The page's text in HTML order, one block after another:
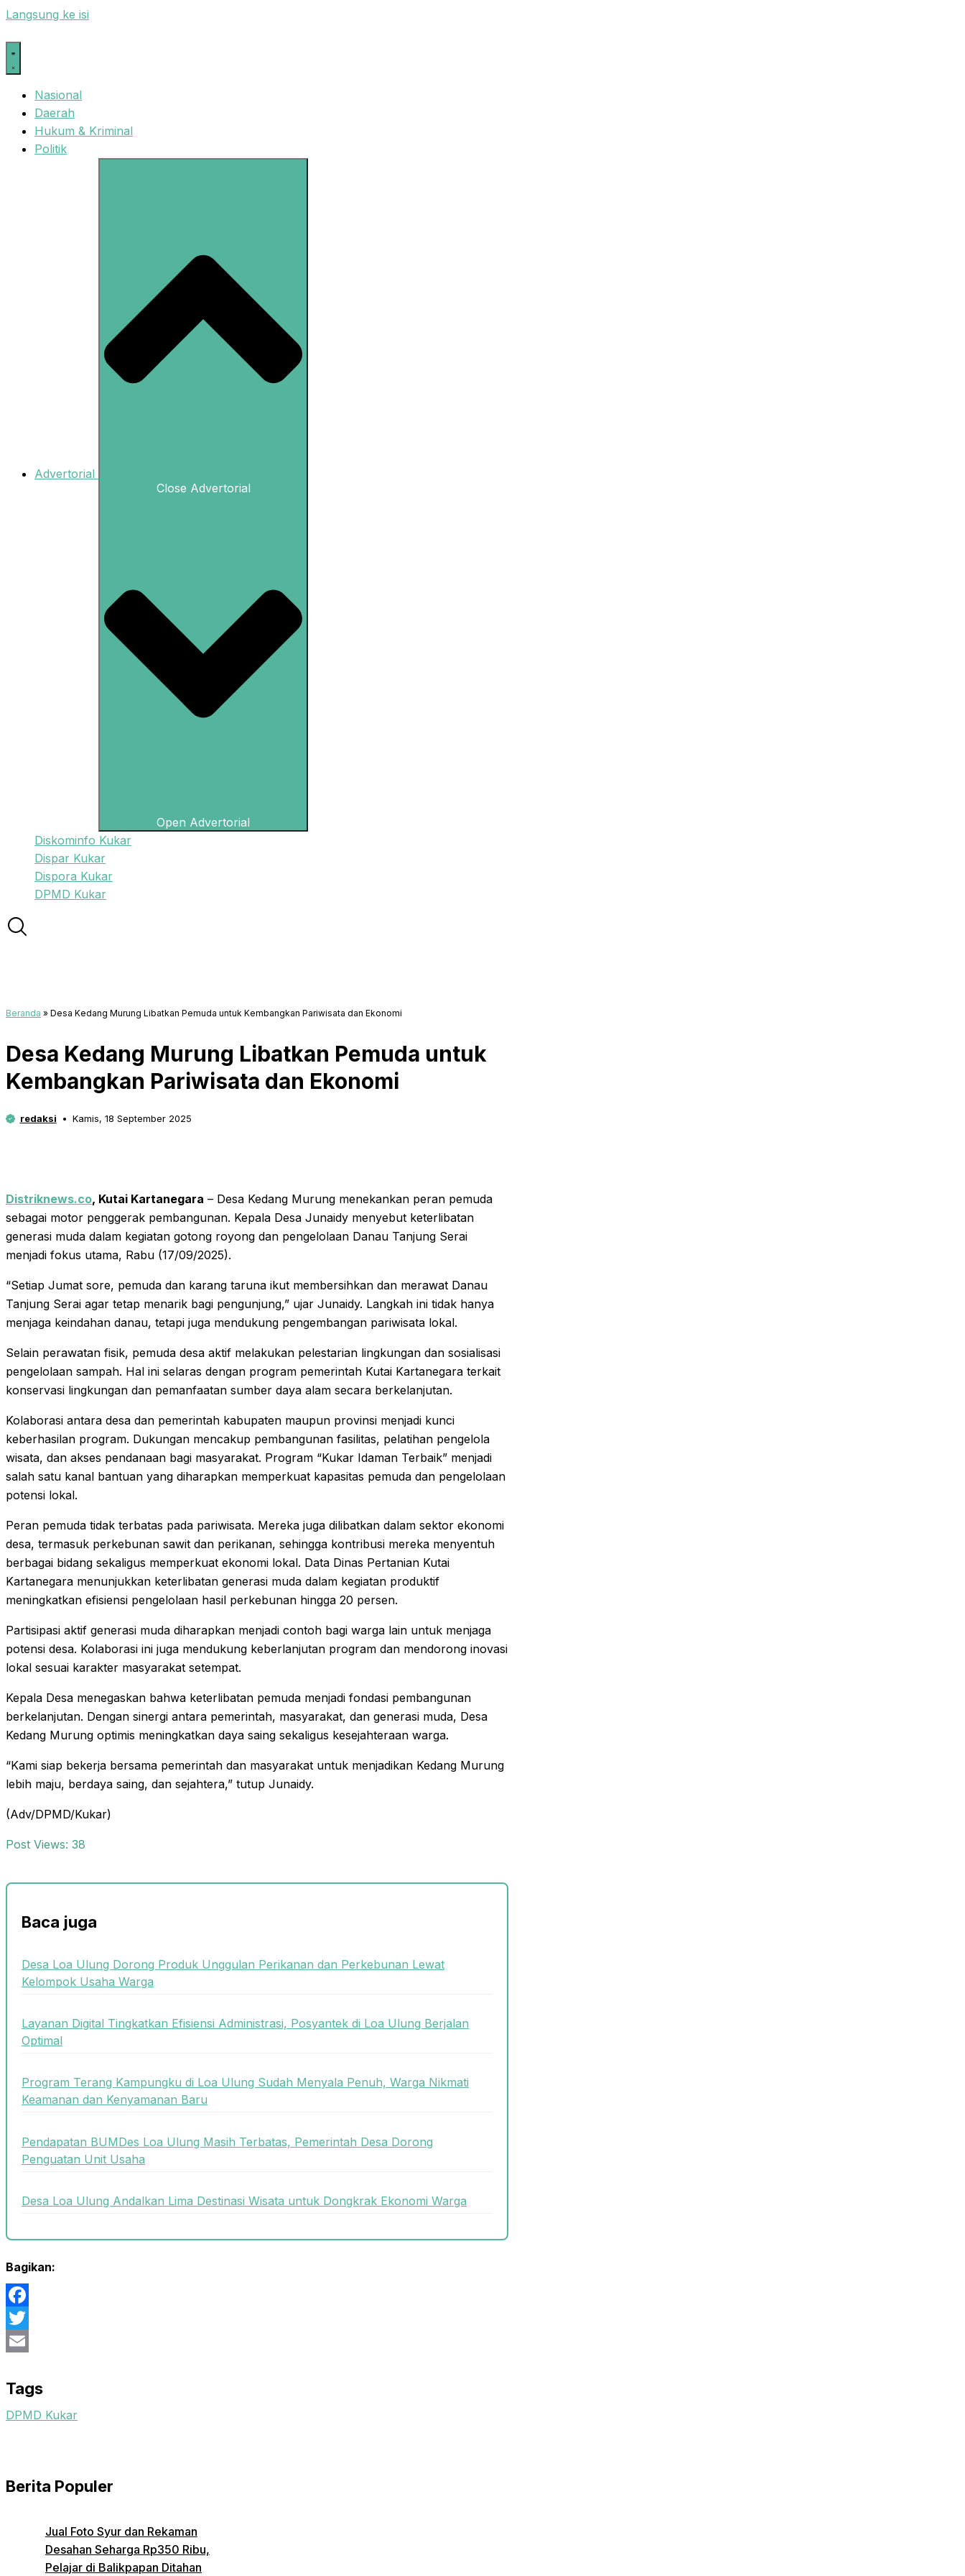
Langsung ke isi
Nasional
Daerah
Hukum & Kriminal
Politik
Advertorial
Close Advertorial
Open Advertorial
Diskominfo Kukar
Dispar Kukar
Dispora Kukar
DPMD Kukar
Beranda » Desa Kedang Murung Libatkan Pemuda untuk Kembangkan Pariwisata dan Ekonomi
Desa Kedang Murung Libatkan Pemuda untuk
Kembangkan Pariwisata dan Ekonomi
redaksi Kamis, 18 September 2025
Distriknews.co, Kutai Kartanegara – Desa Kedang Murung menekankan peran pemuda
sebagai motor penggerak pembangunan. Kepala Desa Junaidy menyebut keterlibatan
generasi muda dalam kegiatan gotong royong dan pengelolaan Danau Tanjung Serai
menjadi fokus utama, Rabu (17/09/2025).
“Setiap Jumat sore, pemuda dan karang taruna ikut membersihkan dan merawat Danau
Tanjung Serai agar tetap menarik bagi pengunjung,” ujar Junaidy. Langkah ini tidak hanya
menjaga keindahan danau, tetapi juga mendukung pengembangan pariwisata lokal.
Selain perawatan fisik, pemuda desa aktif melakukan pelestarian lingkungan dan sosialisasi
pengelolaan sampah. Hal ini selaras dengan program pemerintah Kutai Kartanegara terkait
konservasi lingkungan dan pemanfaatan sumber daya alam secara berkelanjutan.
Kolaborasi antara desa dan pemerintah kabupaten maupun provinsi menjadi kunci
keberhasilan program. Dukungan mencakup pembangunan fasilitas, pelatihan pengelola
wisata, dan akses pendanaan bagi masyarakat. Program “Kukar Idaman Terbaik” menjadi
salah satu kanal bantuan yang diharapkan memperkuat kapasitas pemuda dan pengelolaan
potensi lokal.
Peran pemuda tidak terbatas pada pariwisata. Mereka juga dilibatkan dalam sektor ekonomi
desa, termasuk perkebunan sawit dan perikanan, sehingga kontribusi mereka menyentuh
berbagai bidang sekaligus memperkuat ekonomi lokal. Data Dinas Pertanian Kutai
Kartanegara menunjukkan keterlibatan generasi muda dalam kegiatan produktif
meningkatkan efisiensi pengelolaan hasil perkebunan hingga 20 persen.
Partisipasi aktif generasi muda diharapkan menjadi contoh bagi warga lain untuk menjaga
potensi desa. Kolaborasi ini juga mendukung keberlanjutan program dan mendorong inovasi
lokal sesuai karakter masyarakat setempat.
Kepala Desa menegaskan bahwa keterlibatan pemuda menjadi fondasi pembangunan
berkelanjutan. Dengan sinergi antara pemerintah, masyarakat, dan generasi muda, Desa
Kedang Murung optimis meningkatkan daya saing sekaligus kesejahteraan warga.
“Kami siap bekerja bersama pemerintah dan masyarakat untuk menjadikan Kedang Murung
lebih maju, berdaya saing, dan sejahtera,” tutup Junaidy.
(Adv/DPMD/Kukar)
Post Views: 38
Baca juga
Desa Loa Ulung Dorong Produk Unggulan Perikanan dan Perkebunan Lewat
Kelompok Usaha Warga
Layanan Digital Tingkatkan Efisiensi Administrasi, Posyantek di Loa Ulung Berjalan
Optimal
Program Terang Kampungku di Loa Ulung Sudah Menyala Penuh, Warga Nikmati
Keamanan dan Kenyamanan Baru
Pendapatan BUMDes Loa Ulung Masih Terbatas, Pemerintah Desa Dorong
Penguatan Unit Usaha
Desa Loa Ulung Andalkan Lima Destinasi Wisata untuk Dongkrak Ekonomi Warga
Bagikan:
Facebook
Twitter
Tags
DPMD Kukar
Berita Populer
Jual Foto Syur dan Rekaman
Desahan Seharga Rp350 Ribu,
Pelajar di Balikpapan Ditahan